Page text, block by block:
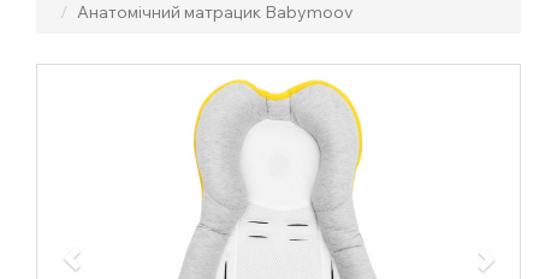
Анатомічний матрацик Babymoov